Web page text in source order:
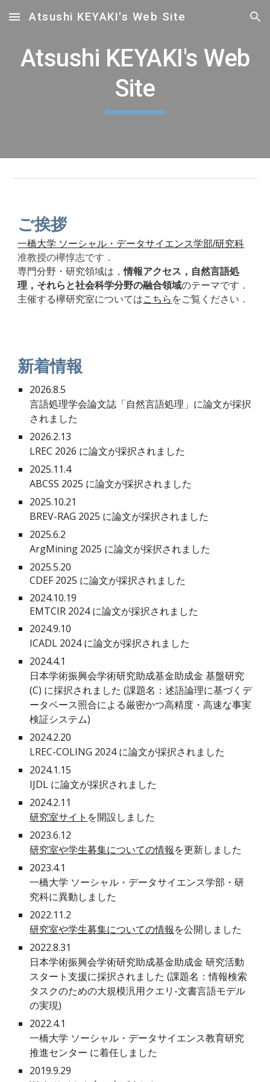
Skip to main content Skip to navigation
Atsushi KEYAKI's Web Site
Atsushi KEYAKI's Web
Site
ご挨拶
一橋大学 ソーシャル・データサイエンス学部/研究科
准教授の欅惇志です．
専門分野・研究領域は，情報アクセス，自然言語処
理，それらと社会科学分野の融合領域のテーマです．
主催する欅研究室についてはこちら をご覧ください．
新着情報
2026.8.5
言語処理学会論文誌「自然言語処理」 に論文が採択
されました
2026.2.13
LREC 2026 に論文が採択されました
2025.11.4
ABCSS 2025 に論文が採択されました
2025.10.21
BREV-RAG 2025 に論文が採択されました
2025.6.2
ArgMining 2025 に論文が採択されました
2025.5.20
CDEF 2025 に論文が採択されました
2024.10.19
EMTCIR 2024 に論文が採択されました
2024.9.10
ICADL 2024に論文が採択されました
2024.4.1
日本学術振興会学術研究助成基金助成金基盤研究
(C) に採択されました (課題名：述語論理に基づくデ
ータベース照合による厳密かつ高精度・高速な事実
検証システム)
2024.2.20
LREC-COLING 2024 に論文が採択されました
2024.1.15
IJDL に論文が採択されました
2024.2.1 1
研究室サイト を開設しました
2023.6.12
研究室や学生募集についての情報を更新しました
2023.4.1
一橋大学 ソーシャル・データサイエンス学部・研
究科に異動しました
2022.11.2
研究室や学生募集についての情報を公開しました
2022.8.31
日本学術振興会学術研究助成基金助成金 研究活動
スタート支援に採択されました (課題名：情報検索
タスクのための大規模汎用クエリ-文書言語モデル
の実現)
2022.4.1
一橋大学 ソーシャル・データサイエンス教育研究
推進センター に着任しました
2019.9.29